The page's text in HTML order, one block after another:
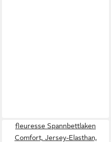
fleuresse Spannbettlaken
Comfort, Jersey-Elasthan,